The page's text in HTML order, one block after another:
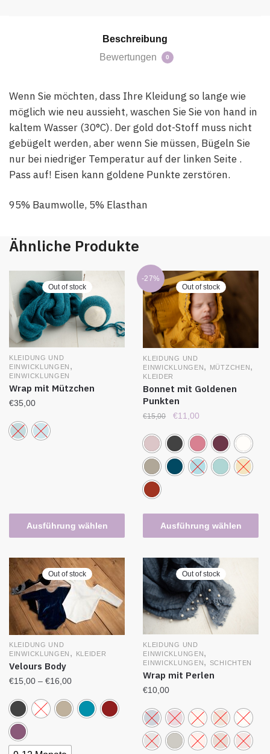
Beschreibung
Bewertungen
0
Wenn Sie möchten, dass Ihre Kleidung so lange wie
möglich wie neu aussieht, waschen Sie Sie von hand in
kaltem Wasser (30°C). Der gold dot-Stoff muss nicht
gebügelt werden, aber wenn Sie müssen, Bügeln Sie
nur bei niedriger Temperatur auf der linken Seite .
Pass auf! Eisen kann goldene Punkte zerstören.
95% Baumwolle, 5% Elasthan
Ähnliche Produkte
Out of stock
KLEIDUNG UND
EINWICKLUNGEN ,
EINWICKLUNGEN
Wrap mit Mützchen
€35,00
Ausführung wählen
Out of stock
-27%
KLEIDUNG UND
EINWICKLUNGEN, MÜTZCHEN,
KLEIDER
Bonnet mit Goldenen
Punkten
€15,00 €11,00
Ausführung wählen
Out of stock
KLEIDUNG UND
EINWICKLUNGEN , KLEIDER
Velours Body
€15,00 – €16,00
Out of stock
KLEIDUNG UND
EINWICKLUNGEN,
EINWICKLUNGEN, SCHICHTEN
Wrap mit Perlen
€10,00